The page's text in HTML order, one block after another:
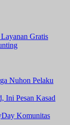
Gratis
Nuhon Pelaku
Ini Pesan Kasad
Komunitas